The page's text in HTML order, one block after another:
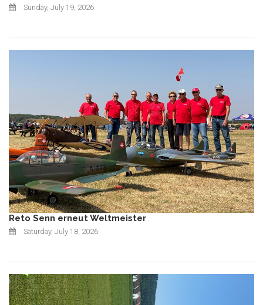
Sunday, July 19, 2026
Reto Senn erneut Weltmeister
Saturday, July 18, 2026